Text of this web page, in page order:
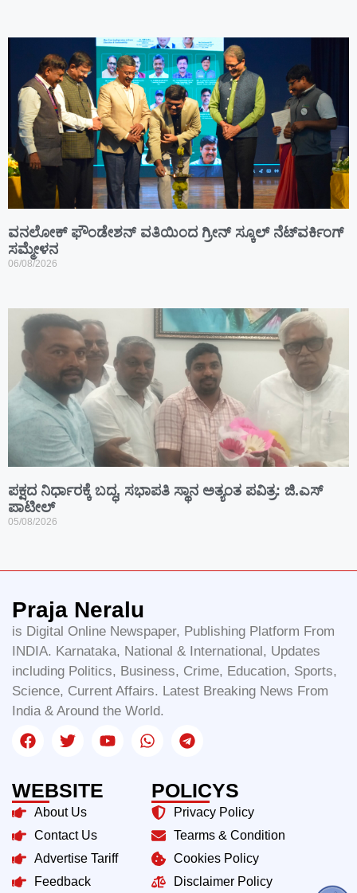
ವನಲೋಕ್ ಫೌಂಡೇಶನ್ ವತಿಯಿಂದ ಗ್ರೀನ್ ಸ್ಕೂಲ್ ನೆಟ್‌ವರ್ಕಿಂಗ್
ಸಮ್ಮೇಳನ
06/08/2026
ಪಕ್ಷದ ನಿರ್ಧಾರಕ್ಕೆ ಬದ್ಧ, ಸಭಾಪತಿ ಸ್ಥಾನ ಅತ್ಯಂತ ಪವಿತ್ರ: ಜಿ.ಎಸ್
ಪಾಟೀಲ್
05/08/2026
Praja Neralu
is Digital Online Newspaper, Publishing Platform From
INDIA. Karnataka, National & International, Updates
including Politics, Business, Crime, Education, Sports,
Science, Current Affairs. Latest Breaking News From
India & Around the World.
WEBSITE
About Us
Contact Us
Advertise Tariff
Feedback
POLICYS
Privacy Policy
Tearms & Condition
Cookies Policy
Disclaimer Policy